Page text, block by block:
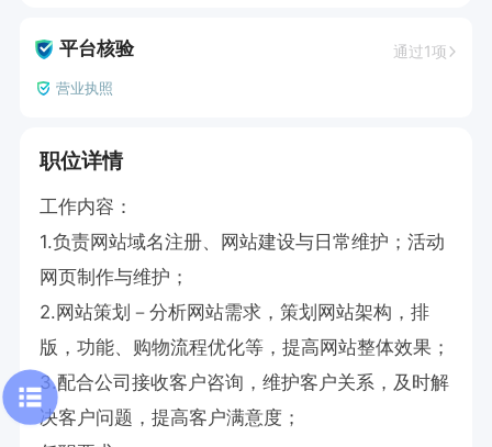
平台核验 通过1项
营业执照
职位详情
工作内容：
1.负责网站域名注册、网站建设与日常维护；活动
网页制作与维护；
2.网站策划－分析网站需求，策划网站架构，排
版，功能、购物流程优化等，提高网站整体效果；
3.配合公司接收客户咨询，维护客户关系，及时解
决客户问题，提高客户满意度；